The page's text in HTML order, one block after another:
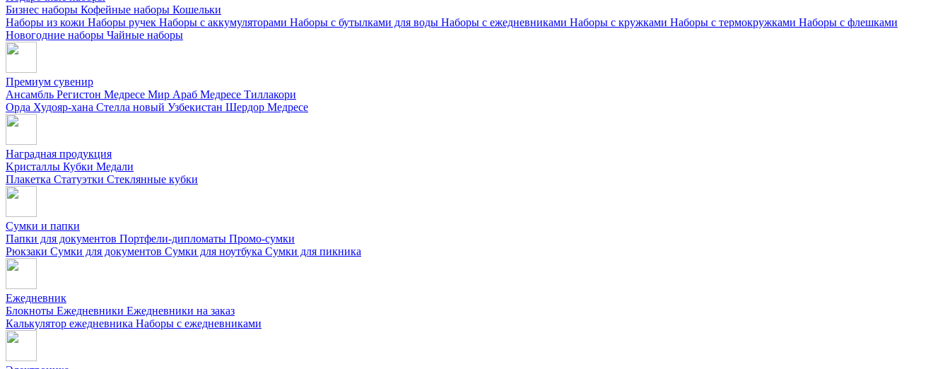
Бизнес наборы Кофейные наборы Кошельки
Наборы из кожи Наборы ручек Наборы с аккумуляторами Наборы с бутылками для воды Наборы с ежедневниками Наборы с кружками Наборы с термокружками Наборы с флешками
Новогодние наборы Чайные наборы
Премиум сувенир
Ансамбль Регистон Медресе Мир Араб Медресе Тиллакори
Орда Худояр-хана Стелла новый Узбекистан Шердор Медресе
Наградная продукция
Kристаллы Кубки Медали
Плакетка Статуэтки Стеклянные кубки
Сумки и папки
Папки для документов Портфели-дипломаты Промо-сумки
Рюкзаки Сумки для документов Сумки для ноутбука Сумки для пикника
Ежедневник
Блокноты Ежедневники Ежедневники на заказ
Калькулятор ежедневника Наборы с ежедневниками